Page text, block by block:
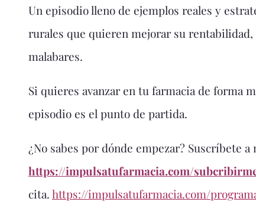
Un episodio lleno de ejemplos reales y
rurales que quieren mejorar su rentabilidad,
malabares.
Si quieres avanzar en tu farmacia de forma
episodio es el punto de partida.
¿No sabes por dónde empezar? Suscríbete
https://impulsatufarmacia.com/
cita.https://impulsatufarmacia.com/